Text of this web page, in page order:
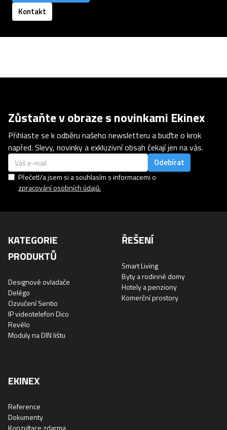
Kontakt
Zůstaňte v obraze s novinkami Ekinex
Přihlaste se k odběru našeho newsletteru a buďte o krok
napřed. Slevy, novinky a exkluzivní obsah čekají jen na vás.
Přečetl/a jsem si a souhlasím s informacemi o
zpracování osobních údajů.
KATEGORIE
PRODUKTŮ
Designové ovladače
Delégo
Ozvučení Sentio
IP videotelefon Dico
Revélo
Moduly na DIN lištu
ŘEŠENÍ
Smart Living
Byty a rodinné domy
Hotely a penziony
Komerční prostory
EKINEX
Reference
Dokumenty